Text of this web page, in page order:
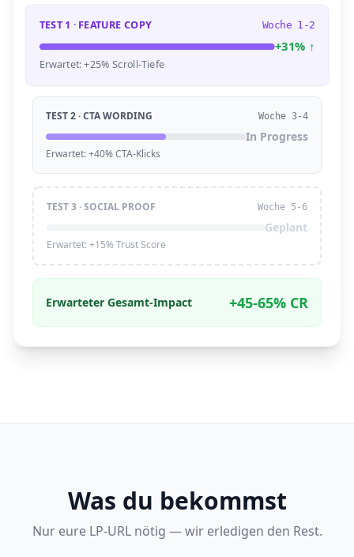
TEST 1 · FEATURE COPY Woche 1-2
+31% ↑
Erwartet: +25% Scroll-Tiefe
TEST 2 · CTA WORDING Woche 3-4
In Progress
Erwartet: +40% CTA-Klicks
TEST 3 · SOCIAL PROOF Woche 5-6
Geplant
Erwartet: +15% Trust Score
Erwarteter Gesamt-Impact +45-65% CR
Was du bekommst
Nur eure LP-URL nötig — wir erledigen den Rest.